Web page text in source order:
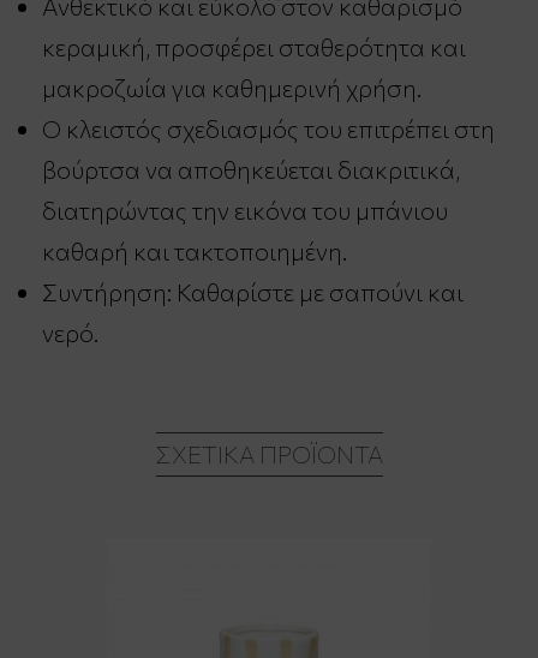
Ανθεκτικό και εύκολο στον καθαρισμό
κεραμική, προσφέρει σταθερότητα και
μακροζωία για καθημερινή χρήση.
Ο κλειστός σχεδιασμός του επιτρέπει στη
βούρτσα να αποθηκεύεται διακριτικά,
διατηρώντας την εικόνα του μπάνιου
καθαρή και τακτοποιημένη.
Συντήρηση: Καθαρίστε με σαπούνι και
νερό.
ΣΧΕΤΙΚΆ ΠΡΟΪΌΝΤΑ